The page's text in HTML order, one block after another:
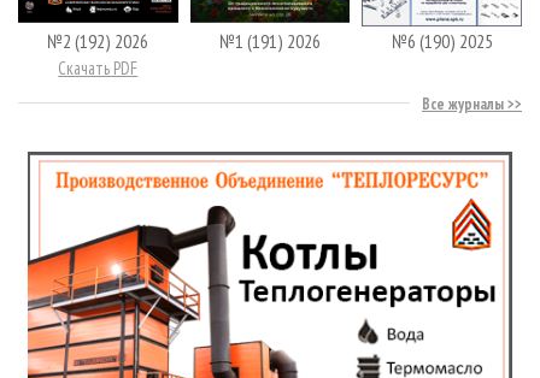
№2 (192) 2026
Скачать PDF
№1 (191) 2026 №6 (190) 2025
Все журналы